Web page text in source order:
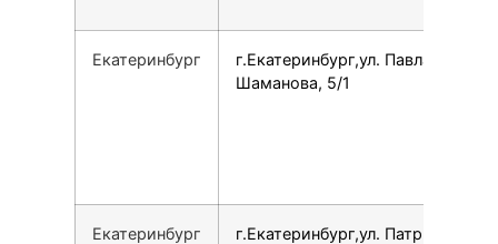
Екатеринбург
г.Екатеринбург,ул. Павла
Шаманова, 5/1
Екатеринбург г.Екатеринбург,ул. Патриотов, 1